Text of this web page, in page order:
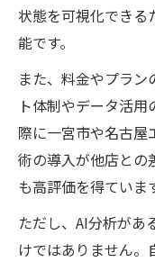
状態を可視化できる
能です。
また、料金やプラ
ト体制やデータ活
際に一宮市や名古屋
術の導入が他店との
も高評価を得ていま
ただし、AI分析があ
けではありません